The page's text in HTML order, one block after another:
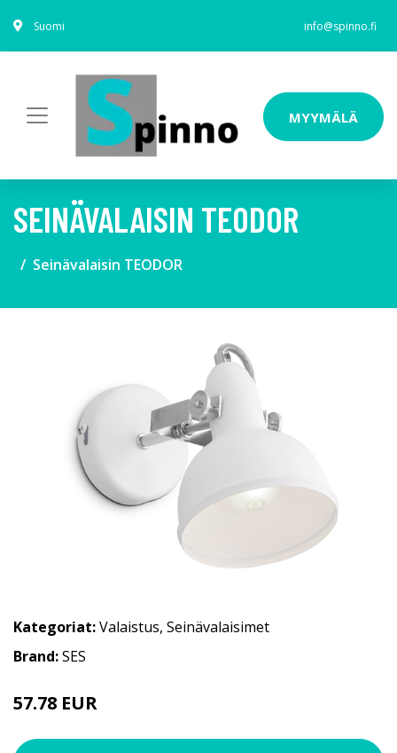
Suomi info@spinno.fi
MYYMÄLÄ
SEINÄVALAISIN TEODOR
Seinävalaisin TEODOR
Kategoriat:Valaistus, Seinävalaisimet
Brand:SES
57.78 EUR